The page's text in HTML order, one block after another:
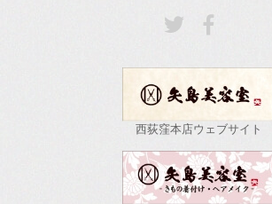
西荻窪本店ウェブサイト